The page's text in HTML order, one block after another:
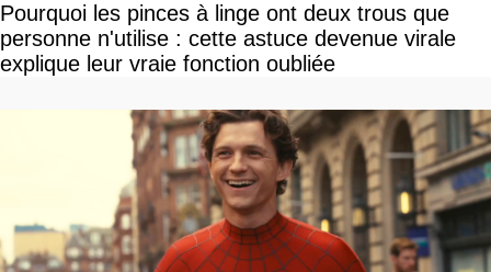
Pourquoi les pinces à linge ont deux trous que
personne n'utilise : cette astuce devenue virale
explique leur vraie fonction oubliée